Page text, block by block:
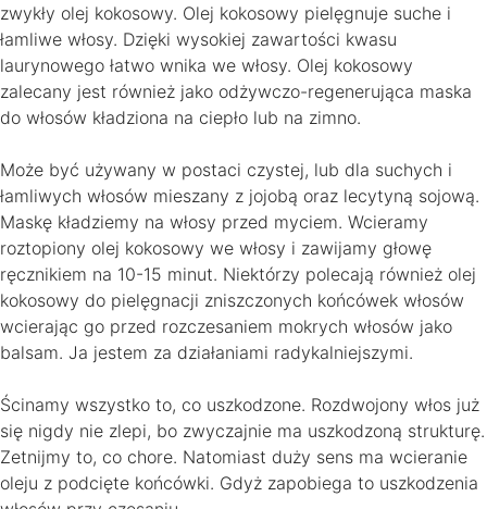
zwykły olej kokosowy. Olej kokosowy pielęgnuje suche i
łamliwe włosy. Dzięki wysokiej zawartości kwasu
laurynowego łatwo wnika we włosy. Olej kokosowy
zalecany jest również jako odżywczo-regenerująca maska
do włosów kładziona na ciepło lub na zimno.
Może być używany w postaci czystej, lub dla suchych i
łamliwych włosów mieszany z jojobą oraz lecytyną sojową.
Maskę kładziemy na włosy przed myciem. Wcieramy
roztopiony olej kokosowy we włosy i zawijamy głowę
ręcznikiem na 10-15 minut. Niektórzy polecają również olej
kokosowy do pielęgnacji zniszczonych końcówek włosów
wcierając go przed rozczesaniem mokrych włosów jako
balsam. Ja jestem za działaniami radykalniejszymi.
Ścinamy wszystko to, co uszkodzone. Rozdwojony włos już
się nigdy nie zlepi, bo zwyczajnie ma uszkodzoną strukturę.
Zetnijmy to, co chore. Natomiast duży sens ma wcieranie
oleju z podcięte końcówki. Gdyż zapobiega to uszkodzenia